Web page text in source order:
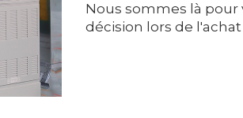
Nous sommes là pour
décision lors de